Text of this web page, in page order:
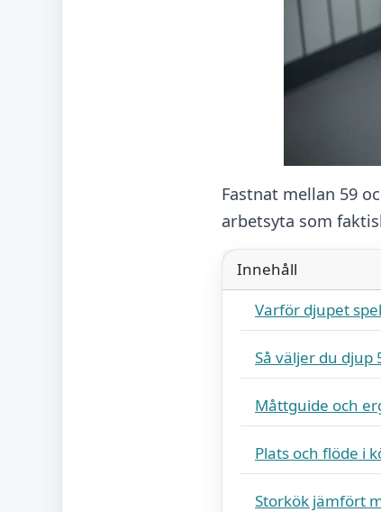
Fastnat mellan 59
arbetsyta som
Innehåll
Varför djupet
Så väljer du djup
Måttguide och
Plats och flöde i
Storkök jämfört